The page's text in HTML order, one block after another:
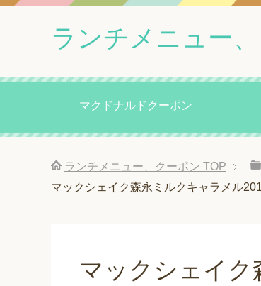
ランチメニュー
マクドナルドクーポン
ランチメニュー、クーポン TOP
マックシェイク森永ミルクキャラメル
マックシェイ